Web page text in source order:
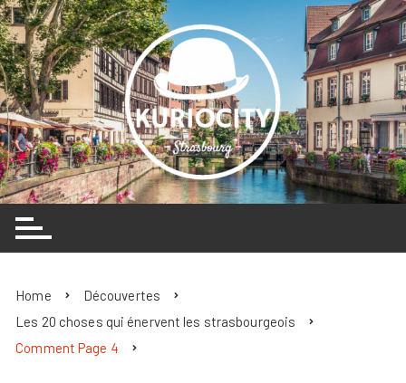
Skip
to
content
Home
Découvertes
Les 20 choses qui énervent les strasbourgeois
Comment Page 4